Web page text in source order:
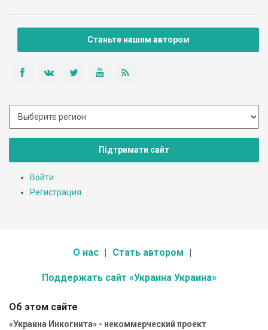
Станьте нашим автором
Підтримати сайт
Войти
Регистрация
О нас Стать автором
Поддержать сайт «Украина Украина»
Об этом сайте
«Украина Инкогнита» - некоммерческий проект